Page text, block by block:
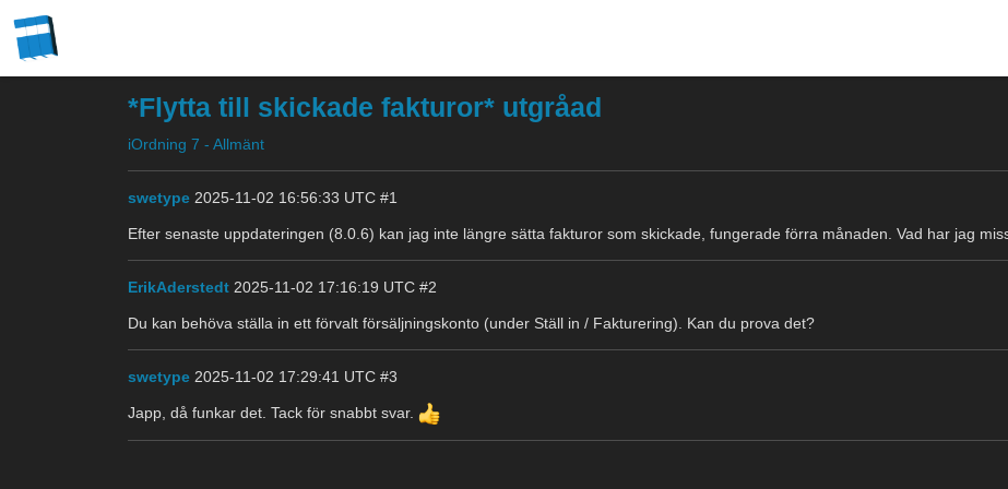
*Flytta till skickade fakturor* utgråad
iOrdning 7 - Allmänt
swetype 2025-11-02 16:56:33 UTC #1
Efter senaste uppdateringen (8.0.6) kan jag inte längre sätta fakturor som skickade, fungerade förra månaden. Vad har jag
ErikAderstedt 2025-11-02 17:16:19 UTC #2
Du kan behöva ställa in ett förvalt försäljningskonto (under Ställ in / Fakturering). Kan du prova det?
swetype 2025-11-02 17:29:41 UTC #3
Japp, då funkar det. Tack för snabbt svar.